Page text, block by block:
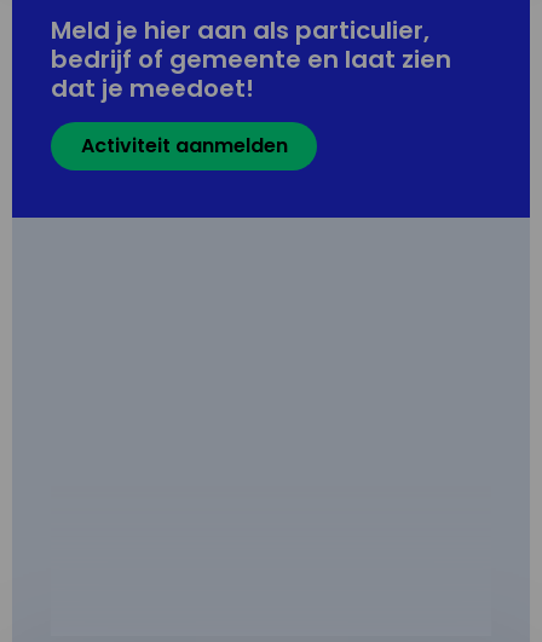
Meld je hier aan als particulier,
bedrijf of gemeente en laat zien
dat je meedoet!
Activiteit aanmelden